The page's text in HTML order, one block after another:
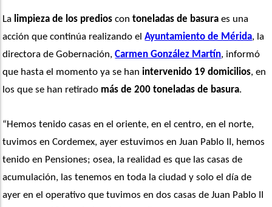
La limpieza de los predios con toneladas de basura es una
acción que continúa realizando el Ayuntamiento de Mérida, la
directora de Gobernación, Carmen González Martín, informó
que hasta el momento ya se han intervenido 19 domicilios, en
los que se han retirado más de 200 toneladas de basura.
“Hemos tenido casas en el oriente, en el centro, en el norte,
tuvimos en Cordemex, ayer estuvimos en Juan Pablo II, hemos
tenido en Pensiones; osea, la realidad es que las casas de
acumulación, las tenemos en toda la ciudad y solo el día de
ayer en el operativo que tuvimos en dos casas de Juan Pablo II